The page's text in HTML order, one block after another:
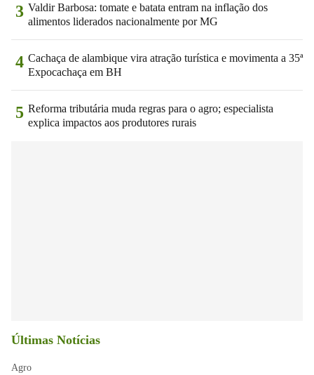
3 Valdir Barbosa: tomate e batata entram na inflação dos
alimentos liderados nacionalmente por MG
4 Cachaça de alambique vira atração turística e movimenta a 35ª
Expocachaça em BH
5 Reforma tributária muda regras para o agro; especialista
explica impactos aos produtores rurais
Últimas Notícias
Agro